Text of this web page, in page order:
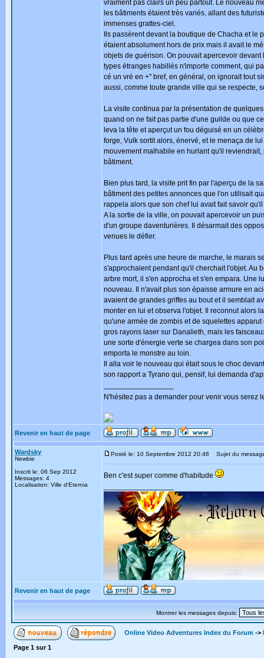
vraiment pas clairs un peu partout. Le nouveau
les bâtiments étaient très variés, allant des
immenses grattes-ciel.
Ils passèrent devant la boutique de Chacha et
étaient absolument hors de prix mais il avait le
objets de guérison. On pouvait apercevoir
types étranges habillés n'importe comment, qui
cé un vré en +" bref, en général, on ignorait tout
aussi, comme toute grande ville qui se respecte,
La visite continua par la présentation de
quand on ne fait pas partie d'une guilde ou que
leva la tête et aperçut un fou déguisé en un
forge, Vulk sortit alors, énervé, et le menaça de
mouvement malhabile en hurlant qu'il
bâtiment.
Bien plus tard, la visite prit fin par l'aperçu de la
bâtiment des petites annonces que l'on utilisait
rappela alors que son chef lui avait fait savoir
A la sortie de la ville, on pouvait apercevoir un
d'un groupe daventurières. Il désarmait des
venues le défier.
Plus tard après une heure de marche, le marais
s'approchaient pendant qu'il cherchait l'objet. Au
arbre mort, il s'en approcha et s'en empara. Une
nouveau. Il n'avait plus son épaisse armure en
avaient de grandes griffes au bout et il semblait
monter en lui et observa l'objet. Il reconnut alors
qu'une armée de zombis et de squelettes
gros rayons laser sur Danalieth, mais les
une sorte d'énergie verte se chargea dans son
emporta le monstre au loin.
Il alla voir le nouveau qui était sous le choc
son rapport a Tyrano qui, pensif, lui demanda
N'hésitez pas a demander pour venir vous serez
Revenir en haut de page
Wardsky
Newbie
Inscrit le: 06 Sep 2012
Messages: 4
Localisation: Ville d'Eternia
Posté le: 10 Septembre 2012 20:46 Sujet du
Ben c'est super comme d'habitude
Revenir en haut de page
Montrer les messages depuis:
Online Video Adventures Index du Forum ->
Page 1 sur1